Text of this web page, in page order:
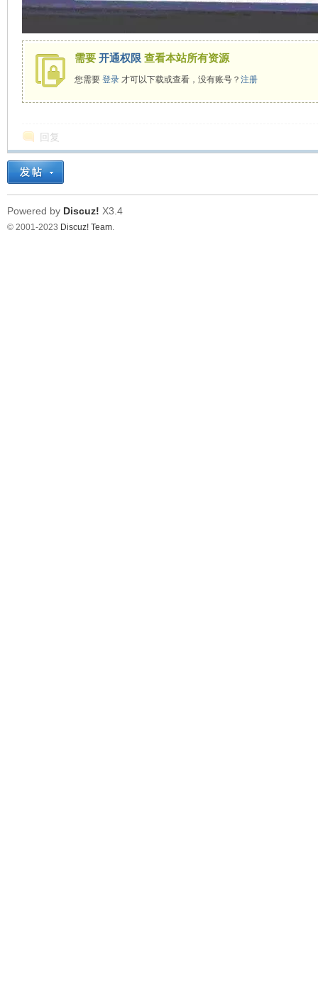
线
需要 开通权限 查看本站所有资源
您需要 登录才可以下载或查看，没有账号？ 注册
回复
Powered by Discuz! X3.4
© 2001-2023 Discuz! Team.